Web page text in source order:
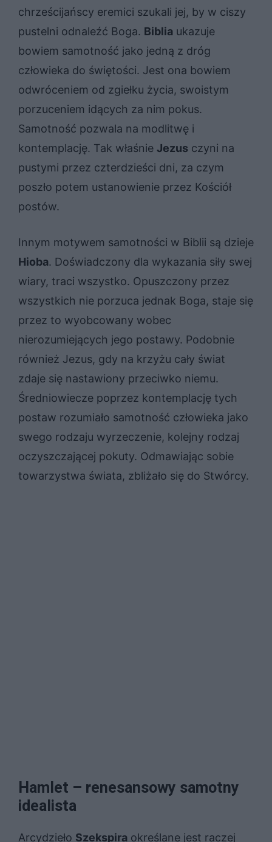
chrześcijańscy eremici szukali jej, by w ciszy
pustelni odnaleźć Boga. Biblia ukazuje
bowiem samotność jako jedną z dróg
człowieka do świętości. Jest ona bowiem
odwróceniem od zgiełku życia, swoistym
porzuceniem idących za nim pokus.
Samotność pozwala na modlitwę i
kontemplację. Tak właśnie Jezus czyni na
pustymi przez czterdzieści dni, za czym
poszło potem ustanowienie przez Kościół
postów.
Innym motywem samotności w Biblii są dzieje
Hioba. Doświadczony dla wykazania siły swej
wiary, traci wszystko. Opuszczony przez
wszystkich nie porzuca jednak Boga, staje się
przez to wyobcowany wobec
nierozumiejących jego postawy. Podobnie
również Jezus, gdy na krzyżu cały świat
zdaje się nastawiony przeciwko niemu.
Średniowiecze poprzez kontemplację tych
postaw rozumiało samotność człowieka jako
swego rodzaju wyrzeczenie, kolejny rodzaj
oczyszczającej pokuty. Odmawiając sobie
towarzystwa świata, zbliżało się do Stwórcy.
Hamlet – renesansowy samotny
idealista
Arcydzieło Szekspira określane jest raczej